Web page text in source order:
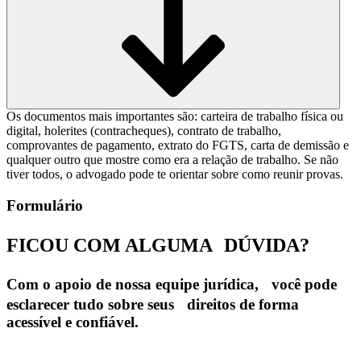
Os documentos mais importantes são: carteira de trabalho física ou
digital, holerites (contracheques), contrato de trabalho,
comprovantes de pagamento, extrato do FGTS, carta de demissão e
qualquer outro que mostre como era a relação de trabalho. Se não
tiver todos, o advogado pode te orientar sobre como reunir provas.
Formulário
FICOU COM ALGUMA DÚVIDA?
Com o apoio de nossa equipe jurídica, você pode
esclarecer tudo sobre seus direitos de forma
acessível e confiável.